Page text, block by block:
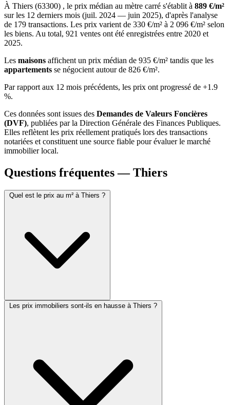
À Thiers (63300) , le prix médian au mètre carré s'établit à 889 €/m²
sur les 12 derniers mois (juil. 2024 — juin 2025), d'après l'analyse
de 179 transactions. Les prix varient de 330 €/m² à 2 096 €/m² selon
les biens. Au total, 921 ventes ont été enregistrées entre 2020 et
2025.
Les maisons affichent un prix médian de 935 €/m² tandis que les
appartements se négocient autour de 826 €/m².
Par rapport aux 12 mois précédents, les prix ont progressé de +1.9
%.
Ces données sont issues des Demandes de Valeurs Foncières
(DVF), publiées par la Direction Générale des Finances Publiques.
Elles reflètent les prix réellement pratiqués lors des transactions
notariées et constituent une source fiable pour évaluer le marché
immobilier local.
Questions fréquentes — Thiers
Quel est le prix au m² à Thiers ?
Les prix immobiliers sont-ils en hausse à Thiers ?